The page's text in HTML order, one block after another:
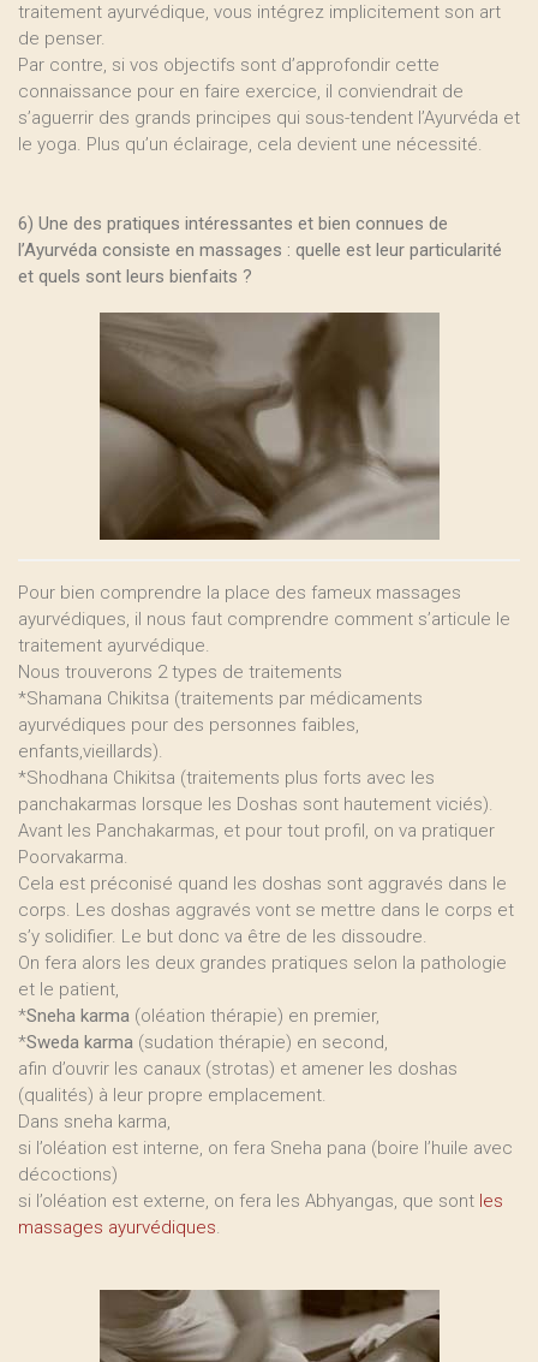
traitement ayurvédique, vous intégrez implicitement son art
de penser.
Par contre, si vos objectifs sont d’approfondir cette
connaissance pour en faire exercice, il conviendrait de
s’aguerrir des grands principes qui sous-tendent l’Ayurvéda et
le yoga. Plus qu’un éclairage, cela devient une nécessité.
6) Une des pratiques intéressantes et bien connues de
l’Ayurvéda consiste en massages : quelle est leur particularité
et quels sont leurs bienfaits ?
Pour bien comprendre la place des fameux massages
ayurvédiques, il nous faut comprendre comment s’articule le
traitement ayurvédique.
Nous trouverons 2 types de traitements
*Shamana Chikitsa (traitements par médicaments
ayurvédiques pour des personnes faibles,
enfants,vieillards).
*Shodhana Chikitsa (traitements plus forts avec les
panchakarmas lorsque les Doshas sont hautement viciés).
Avant les Panchakarmas, et pour tout profil, on va pratiquer
Poorvakarma.
Cela est préconisé quand les doshas sont aggravés dans le
corps. Les doshas aggravés vont se mettre dans le corps et
s’y solidifier. Le but donc va être de les dissoudre.
On fera alors les deux grandes pratiques selon la pathologie
et le patient,
*Sneha karma (oléation thérapie) en premier,
*Sweda karma (sudation thérapie) en second,
afin d’ouvrir les canaux (strotas) et amener les doshas
(qualités) à leur propre emplacement.
Dans sneha karma,
si l’oléation est interne, on fera Sneha pana (boire l’huile avec
décoctions)
si l’oléation est externe, on fera les Abhyangas, que sont les
massages ayurvédiques.